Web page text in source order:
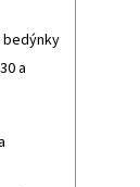
bedýnky
a